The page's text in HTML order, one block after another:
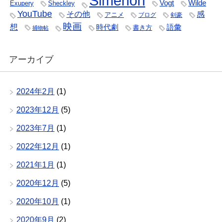
Exupery Sheckley Vogt Wilde
YouTube その他 アニメ ブログ 剣豪
感
想
捕物帖 映画 時代劇 書き方 語彙
アーカイブ
2024年2月 (1)
2023年12月 (5)
2023年7月 (1)
2022年12月 (1)
2021年1月 (1)
2020年12月 (5)
2020年10月 (1)
2020年9月 (2)